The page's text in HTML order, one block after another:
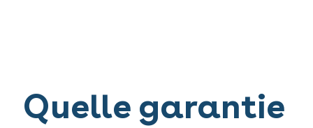
Quelle garantie